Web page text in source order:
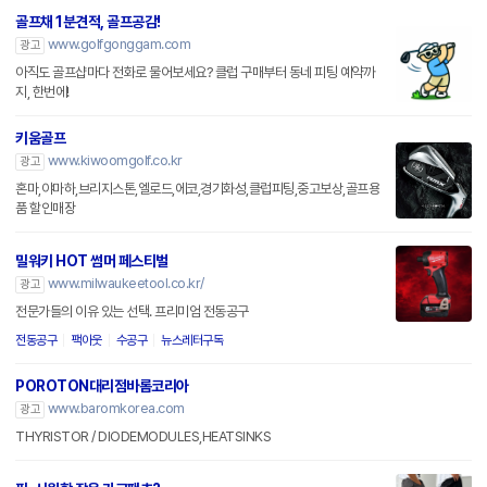
골프채 1분견적, 골프공감!
광고 www.golfgonggam.com
아직도 골프샵마다 전화로 물어보세요? 클럽 구매부터 동네 피팅 예약까
지, 한번에!
키움골프
광고 www.kiwoomgolf.co.kr
혼마,야마하,브리지스톤,엘로드,에코,경기화성,클럽피팅,중고보상,골프용
품 할인매장
밀워키 HOT 썸머 페스티벌
광고 www.milwaukeetool.co.kr/
전문가들의 이유 있는 선택. 프리미엄 전동공구
전동공구 팩아웃 수공구 뉴스레터구독
POROTON대리점바롬코리아
광고 www.baromkorea.com
THYRISTOR / DIODEMODULES,HEATSINKS